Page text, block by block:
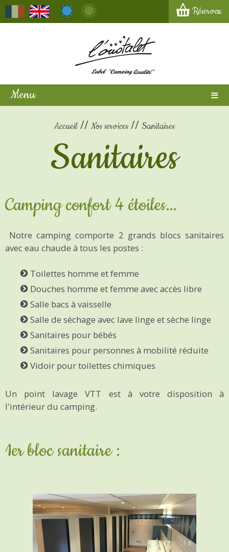
Réservez
Menu
Accueil Nos services Sanitaires
Sanitaires
Camping confort 4 étoiles...
Notre camping comporte 2 grands blocs sanitaires
avec eau chaude à tous les postes :
Toilettes homme et femme
Douches homme et femme avec accès libre
Salle bacs à vaisselle
Salle de séchage avec lave linge et sèche linge
Sanitaires pour bébés
Sanitaires pour personnes à mobilité réduite
Vidoir pour toilettes chimiques
Un point lavage VTT est à votre disposition à
l'intérieur du camping.
1er bloc sanitaire :